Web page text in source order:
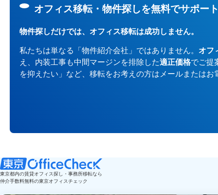
オフィス移転・物件探しを無料でサポー
物件探しだけでは、オフィス移転は成功しません。
私たちは単なる「物件紹介会社」ではありません。 オフ
え、内装工事も中間マージンを排除した適正価格でご提
を抑えたい」など、移転をお考えの方はメールまたは
東京都内の賃貸オフィス探し・事務所移転なら
仲介手数料無料の東京オフィスチェック